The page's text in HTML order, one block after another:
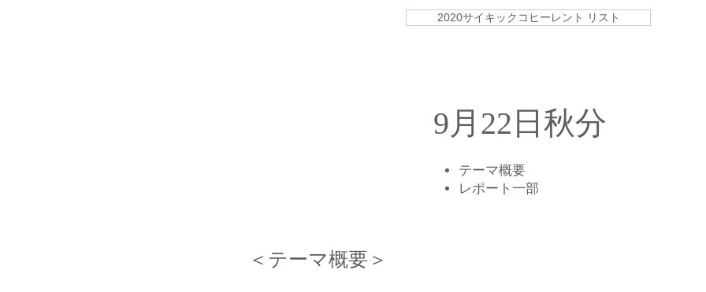
2020サイキックコヒーレント リスト
9月22日秋分
テーマ概要
​レポート一部
＜テーマ概要＞